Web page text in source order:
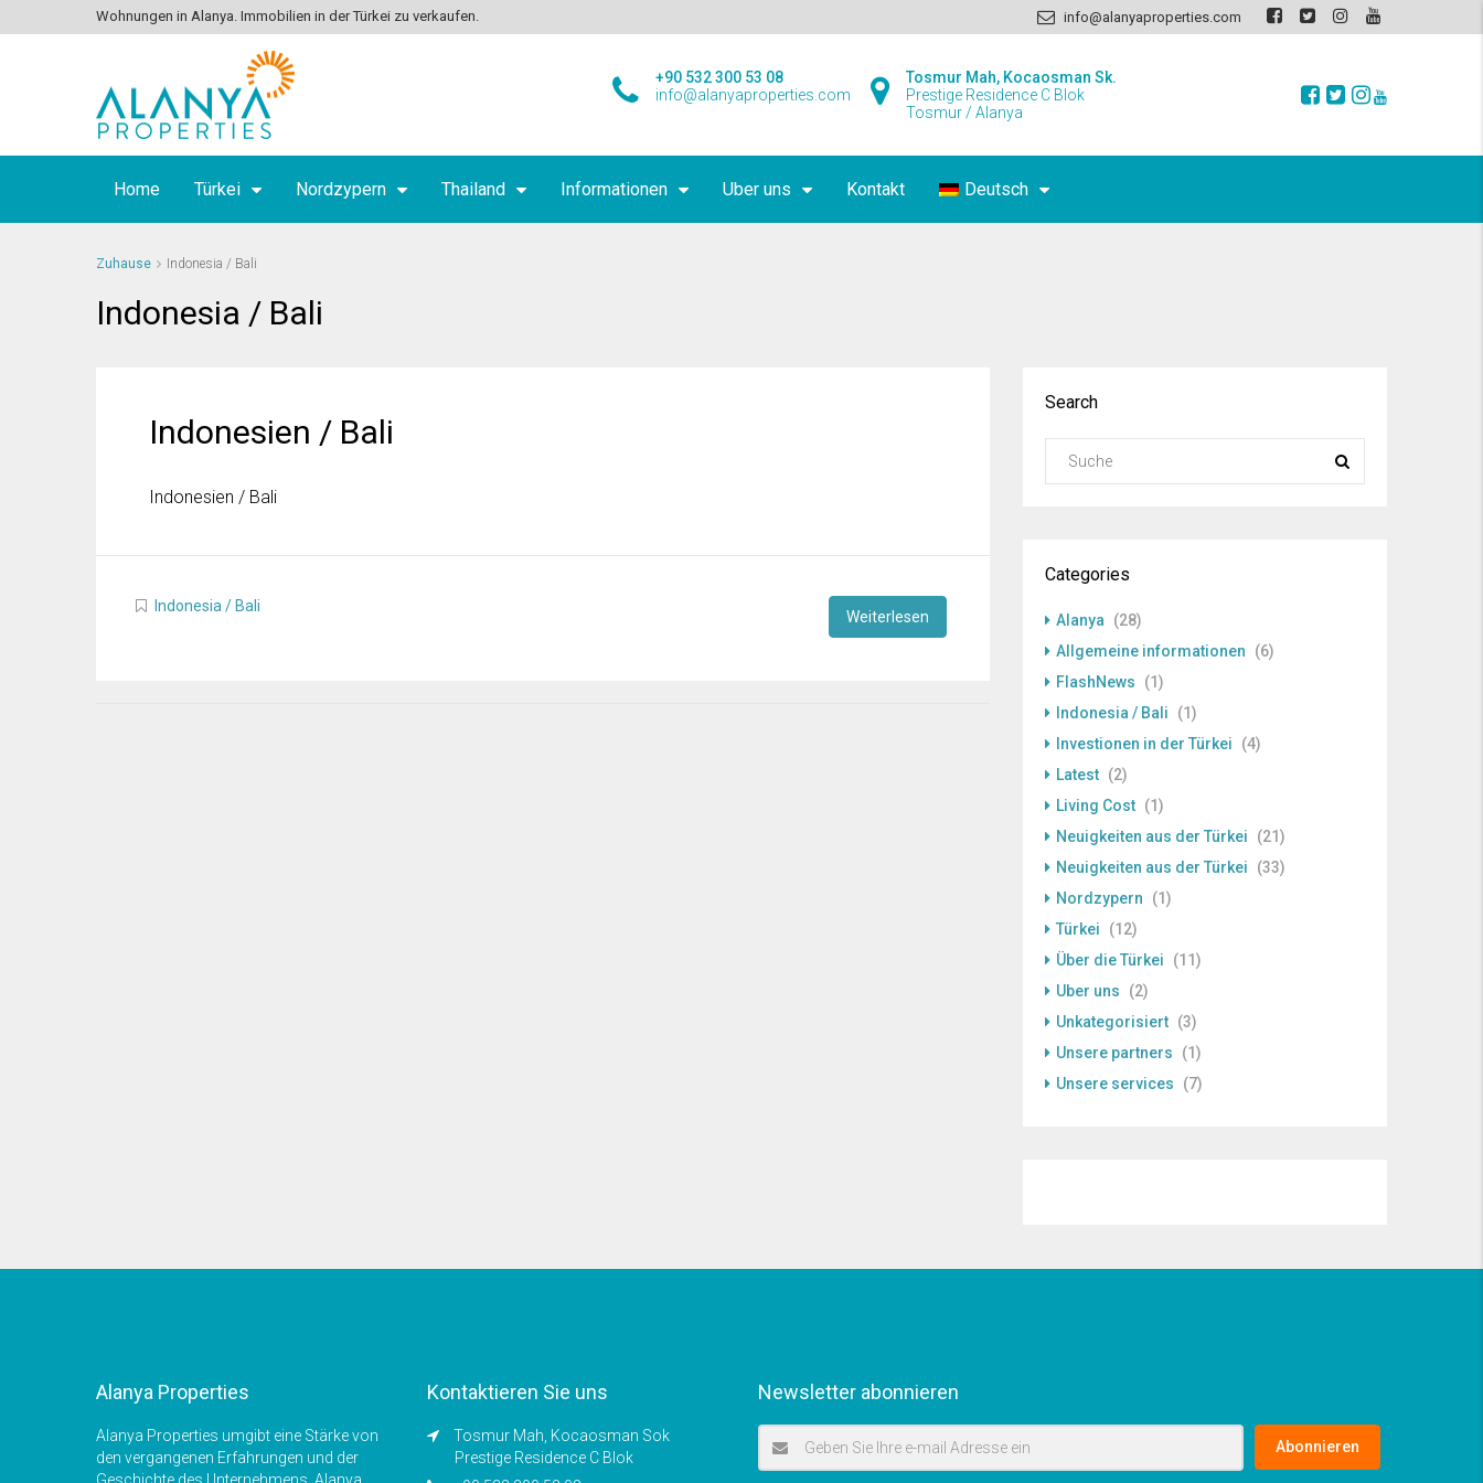
Wohnungen in Alanya. Immobilien in der Türkei zu verkaufen. info@alanyaproperties.com
Tosmur Mah, Kocaosman Sk.
Prestige Residence C Blok
Tosmur / Alanya
+90 532 300 53 08
info@alanyaproperties.com
Home Türkei Nordzypern Thailand Informationen Uber uns Kontakt Deutsch
Zuhause Indonesia / Bali
Indonesia / Bali
Indonesien / Bali
Indonesien / Bali
Indonesia / Bali
Weiterlesen
Search
Categories
Alanya
(28)
Allgemeine informationen
(6)
FlashNews
(1)
Indonesia / Bali
(1)
Investionen in der Türkei
(4)
Latest (2)
Living Cost (1)
Neuigkeiten aus der Türkei
(21)
Neuigkeiten aus der Türkei
(33)
Nordzypern
(1)
Türkei
(12)
Über die Türkei
(11)
Uber uns
(2)
Unkategorisiert (3)
Unsere partners
(1)
Unsere services
(7)
Alanya Properties
Alanya Properties umgibt eine Stärke von
den vergangenen Erfahrungen und der
Kontaktieren Sie uns
Tosmur Mah, Kocaosman Sok
Prestige Residence C Blok
Newsletter abonnieren
Abonnieren